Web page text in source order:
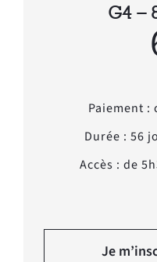
G4 –
Paiement :
Durée : 56
Accès : de
Je